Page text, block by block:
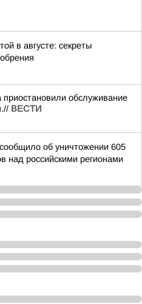
в августе: секреты
обслуживание
ВЕСТИ
об уничтожении 605
над российскими регионами